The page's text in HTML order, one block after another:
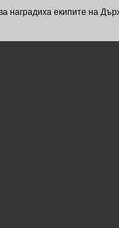
екипите на